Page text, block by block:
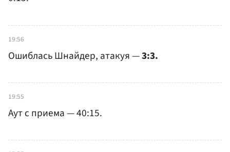
19:56
Ошиблась Шнайдер, атакуя —3:3.
19:55
Аут с приема — 40:15.